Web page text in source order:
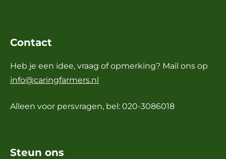
Contact
Heb je een idee, vraag of opmerking? Mail ons op
info@caringfarmers.nl
Alleen voor persvragen, bel: 020-3086018
Steun ons